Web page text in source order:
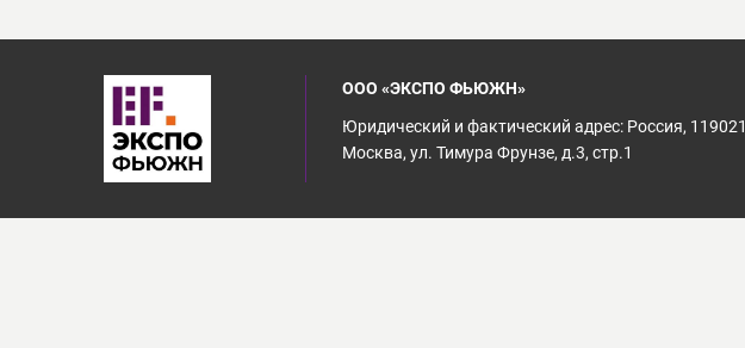
ООО «ЭКСПО ФЬЮЖН»
Юридический и фактический адрес: Россия, 119021
Москва, ул. Тимура Фрунзе, д.3, стр.1